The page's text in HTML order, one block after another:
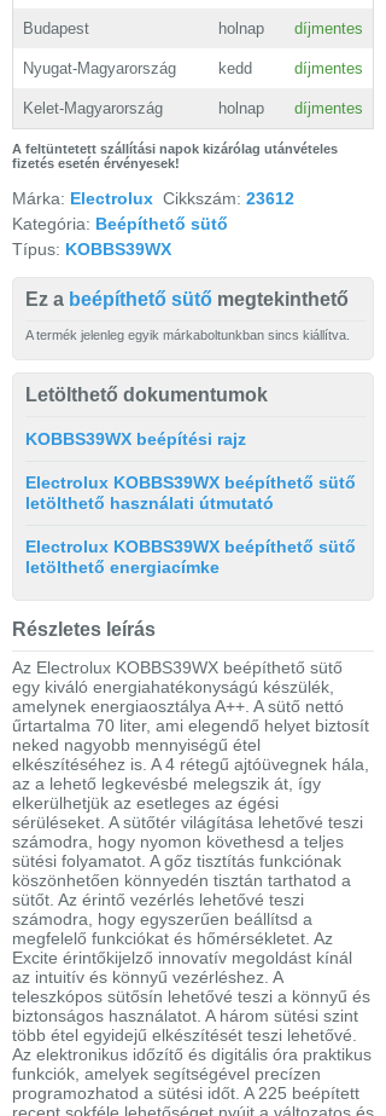
Budapest holnap díjmentes
Nyugat-Magyarország kedd díjmentes
Kelet-Magyarország holnap díjmentes
A feltüntetett szállítási napok kizárólag utánvételes
fizetés esetén érvényesek!
Márka: Electrolux Cikkszám: 23612
Kategória: Beépíthető sütő
Típus: KOBBS39WX
Ez a beépíthető sütő megtekinthető
A termék jelenleg egyik márkaboltunkban sincs kiállítva.
Letölthető dokumentumok
KOBBS39WX beépítési rajz
Electrolux KOBBS39WX beépíthető sütő
letölthető használati útmutató
Electrolux KOBBS39WX beépíthető sütő
letölthető energiacímke
Részletes leírás
Az Electrolux KOBBS39WX beépíthető sütő
egy kiváló energiahatékonyságú készülék,
amelynek energiaosztálya A++. A sütő nettó
űrtartalma 70 liter, ami elegendő helyet biztosít
neked nagyobb mennyiségű étel
elkészítéséhez is. A 4 rétegű ajtóüvegnek hála,
az a lehető legkevésbé melegszik át, így
elkerülhetjük az esetleges az égési
sérüléseket. A sütőtér világítása lehetővé teszi
számodra, hogy nyomon követhesd a teljes
sütési folyamatot. A gőz tisztítás funkciónak
köszönhetően könnyedén tisztán tarthatod a
sütőt. Az érintő vezérlés lehetővé teszi
számodra, hogy egyszerűen beállítsd a
megfelelő funkciókat és hőmérsékletet. Az
Excite érintőkijelző innovatív megoldást kínál
az intuitív és könnyű vezérléshez. A
teleszkópos sütősín lehetővé teszi a könnyű és
biztonságos használatot. A három sütési szint
több étel egyidejű elkészítését teszi lehetővé.
Az elektronikus időzítő és digitális óra praktikus
funkciók, amelyek segítségével precízen
programozhatod a sütési időt. A 225 beépített